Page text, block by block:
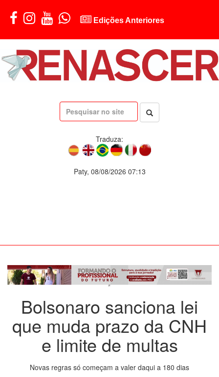
Edições Anteriores
Traduza:
Paty, 08/08/2026 07:13
Bolsonaro sanciona lei
que muda prazo da CNH
e limite de multas
Novas regras só começam a valer daqui a 180 dias